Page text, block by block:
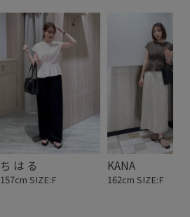
ち は る
157cm SIZE:F
KANA
162cm SIZE:F